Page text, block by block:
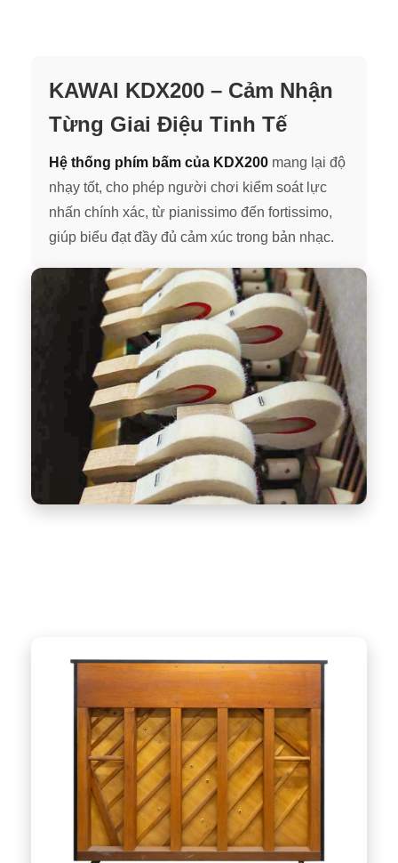
KAWAI KDX200 – Cảm Nhận
Từng Giai Điệu Tinh Tế
Hệ thống phím bấm của KDX200 mang lại độ
nhạy tốt, cho phép người chơi kiểm soát lực
nhấn chính xác, từ pianissimo đến fortissimo,
giúp biểu đạt đầy đủ cảm xúc trong bản nhạc.